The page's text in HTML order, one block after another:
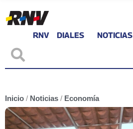
RNV DIALES NOTICIAS
Inicio / Noticias / Economía